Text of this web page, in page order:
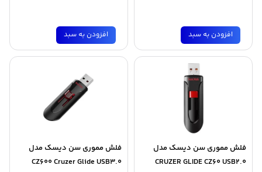
افزودن به سبد افزودن به سبد
فلش مموری سن دیسک مدل
CRUZER GLIDE CZ60 USB2.0
فلش مموری سن دیسک مدل
CZ600 Cruzer Glide USB3.0